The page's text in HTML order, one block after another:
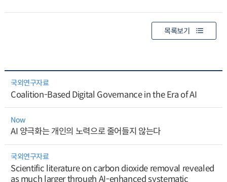
목록보기
국외연구자료
Coalition-Based Digital Governance in the Era of AI
Now
AI 양극화는 개인의 노력으로 줄어들지 않는다
국외연구자료
Scientific literature on carbon dioxide removal revealed
as much larger through AI-enhanced systematic